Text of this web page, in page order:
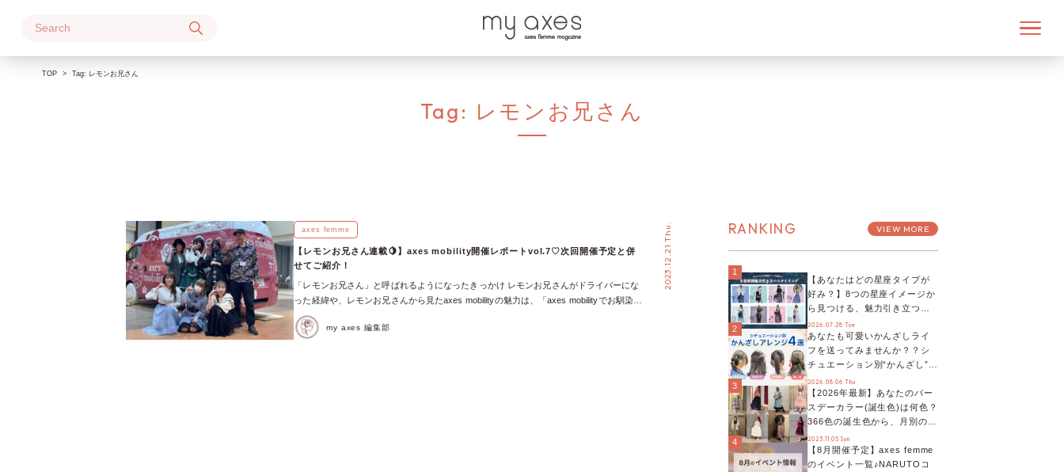
TOP Tag: レモンお兄さん
Tag: レモンお兄さん
axes femme
【レモンお兄さん連載🍋】axes mobility開催レポートvol.7♡次回開催予定と併
せてご紹介！
「レモンお兄さん」と呼ばれるようになったきっかけ レモンお兄さんがドライバーにな
った経緯や、レモンお兄さんから見たaxes mobilityの魅力は、「axes mobilityでお馴染み
♡レモンお兄さんの新連載がスタート！【axes mobility開催レポートvol.1】」に掲載さ
れています！ そして、過去に開催されたaxes mobilityのレポートは以下の記事でチェッ
my axes 編集部
2023.12.21 Thu. RANKING VIEW MORE
1
【あなたはどの星座タイプが
好み？】8つの星座イメージか
ら見つける、魅力引き立つス
タイリング♡
2026.07.28 Tue
2
あなたも可愛いかんざしライ
フを送ってみませんか？？シ
チュエーション別“かんざし”の
オススメ【ショップスタッフ
編集部】
2026.08.06 Thu
3
【2026年最新】あなたのバー
スデーカラー(誕生色)は何色？
366色の誕生色から、月別の誕
生色、バースデーカラーコー
デまでご紹介♡
2023.11.05 Sun
4
【8月開催予定】axes femme
のイベント一覧♪NARUTOコ